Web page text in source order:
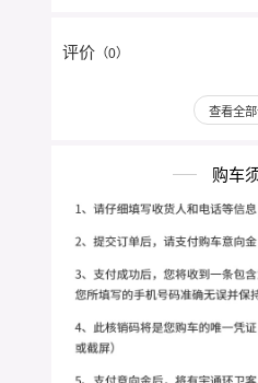
评价（0）
查看全
购车